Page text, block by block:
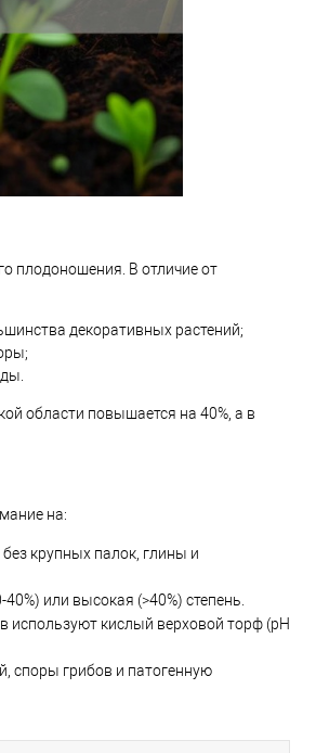
плодоношения. В отличие от
декоративных растений;
области повышается на 40%, а в
на:
крупных палок, глины и
или высокая (>40%) степень.
используют кислый верховой торф (pH
споры грибов и патогенную